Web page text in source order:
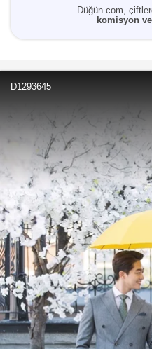
Düğün.com,
komisyon
D1293645